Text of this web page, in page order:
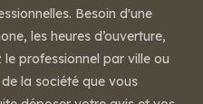
Besoin d'une
les heures d’ouverture,
le professionnel par ville ou
la société que vous